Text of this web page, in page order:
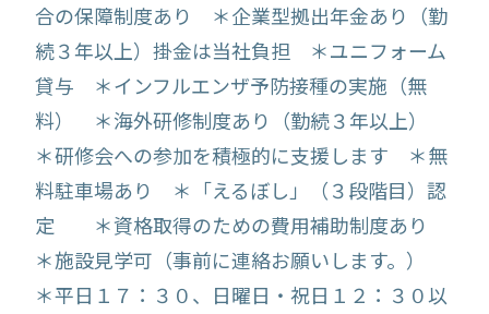
合の保障制度あり ＊企業型拠出年金あり（勤
続３年以上）掛金は当社負担 ＊ユニフォーム
貸与 ＊インフルエンザ予防接種の実施（無
料） ＊海外研修制度あり（勤続３年以上）
＊研修会への参加を積極的に支援します ＊無
料駐車場あり ＊「えるぼし」（３段階目）認
定 ＊資格取得のための費用補助制度あり
＊施設見学可（事前に連絡お願いします。）
＊平日１７：３０、日曜日・祝日１２：３０以